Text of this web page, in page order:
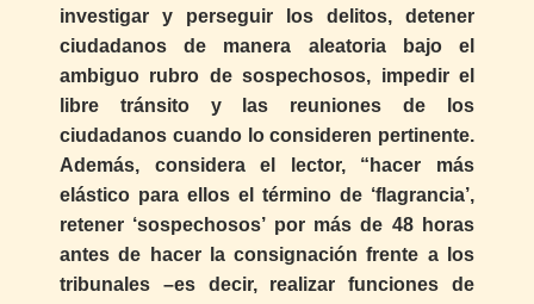
investigar y perseguir los delitos, detener
ciudadanos de manera aleatoria bajo el
ambiguo rubro de sospechosos, impedir el
libre tránsito y las reuniones de los
ciudadanos cuando lo consideren pertinente.
Además, considera el lector, “hacer más
elástico para ellos el término de ‘flagrancia’,
retener ‘sospechosos’ por más de 48 horas
antes de hacer la consignación frente a los
tribunales –es decir, realizar funciones de